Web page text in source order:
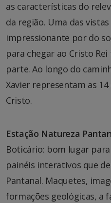
as características do
da região. Uma das
impressionante por do
para chegar ao Cristo
parte. Ao longo do
Xavier representam as
Cristo.
Estação Natureza
Boticário: bom lugar
painéis interativos que
Pantanal. Maquetes,
formações geológicas, a